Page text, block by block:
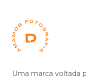
Uma marca voltada